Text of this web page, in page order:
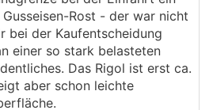
Rost - der war nicht
bei der Kaufentscheidung
einer so stark belasteten
Das Rigol ist erst ca.
aber schon leichte